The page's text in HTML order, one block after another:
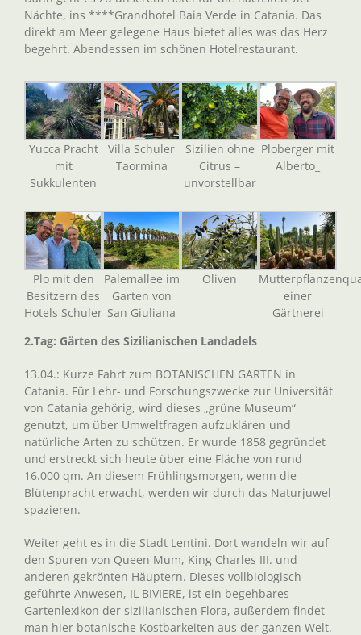
Nächte, ins ****Grandhotel Baia Verde in Catania. Das
direkt am Meer gelegene Haus bietet alles was das Herz
begehrt. Abendessen im schönen Hotelrestaurant.
Yucca Pracht
mit
Sukkulenten
Villa Schuler
Taormina
Sizilien ohne
Citrus –
unvorstellbar
Ploberger mit
Alberto_
Plo mit den
Besitzern des
Hotels Schuler
Palemallee im
Garten von
San Giuliana
Oliven
einer
Gärtnerei
2.Tag: Gärten des Sizilianischen Landadels
13.04.: Kurze Fahrt zum BOTANISCHEN GARTEN in
Catania. Für Lehr- und Forschungszwecke zur Universität
von Catania gehörig, wird dieses „grüne Museum“
genutzt, um über Umweltfragen aufzuklären und
natürliche Arten zu schützen. Er wurde 1858 gegründet
und erstreckt sich heute über eine Fläche von rund
16.000 qm. An diesem Frühlingsmorgen, wenn die
Blütenpracht erwacht, werden wir durch das Naturjuwel
spazieren.
Weiter geht es in die Stadt Lentini. Dort wandeln wir auf
den Spuren von Queen Mum, King Charles III. und
anderen gekrönten Häuptern. Dieses vollbiologisch
geführte Anwesen, IL BIVIERE, ist ein begehbares
Gartenlexikon der sizilianischen Flora, außerdem findet
man hier botanische Kostbarkeiten aus der ganzen Welt.